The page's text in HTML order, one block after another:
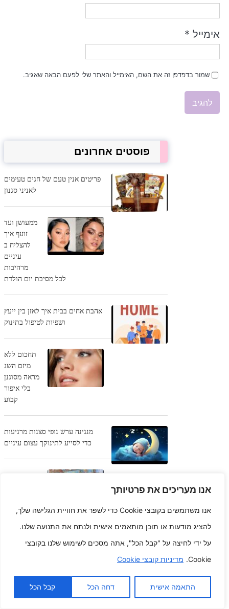
אנו מעריכים את פרטיותך
אנו משתמשים בקובצי Cookie כדי לשפר את חוויית הגלישה שלך,
להציג מודעות או תוכן מותאמים אישית ולנתח את התנועה שלנו.
על ידי לחיצה על "קבל הכל", אתה מסכים לשימוש שלנו בקובצי
Cookie. מדיניות קובצי Cookie
התאמה אישית דחה הכל קבל הכל
אימייל *
שמור בדפדפן זה את השם, האימייל והאתר שלי לפעם הבאה שאגיב.
פוסטים אחרונים
פריטים אנין טעם של חגים טעימים
לאניני סגנון
ממעושן ועד
זועף איך
להצליח ב
עיניים
מרהיבות
לכל מסיבת יום הולדת
אהבת אחים בבית איך לאזן בין ייעץ
ושפיות לטיפול בתינוק
תחכום ללא
מיזם השג
מראה מסוגנן
בלי איפור
קבוע
מנגינה ערש נופי סצנות מרגיעות
כדי לסייע לתינוקך עצום עיניים
צעצועי
מעריסה ועד בית ספר
ללא תחרות